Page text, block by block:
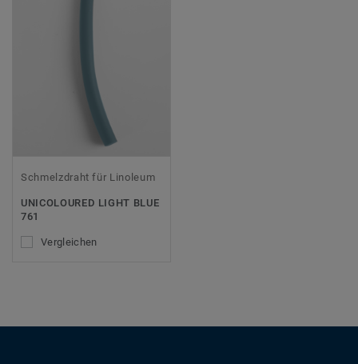
Schmelzdraht für Linoleum
UNICOLOURED LIGHT BLUE
761
Vergleichen